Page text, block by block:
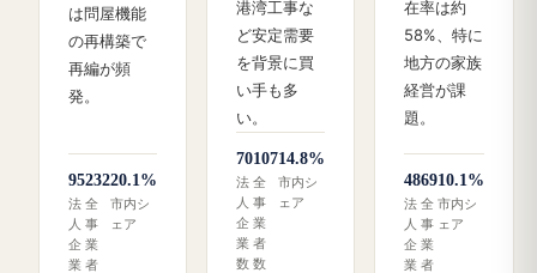
は問屋機能
の再構築で
再編が頻
発。
95
法
人
企
業
232
全
事
業
者
20.1%
市内シ
ェア
港湾工事な
ど安定需要
を背景に買
い手も多
い。
70
法
人
企
業
数
107
全
事
業
者
数
14.8%
市内シ
ェア
在率は約
58%、特に
地方の家族
経営が課
題。
48
法
人
企
業
69
全
事
業
者
10.1%
市内シ
ェア